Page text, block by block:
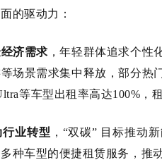
的驱动力：
济需求 ，年轻群体追求个性
场景需求集中释放，部分
等车型出租率高达100%，
业转型 ，“双碳” 目标推动
种车型的便捷租赁服务，推